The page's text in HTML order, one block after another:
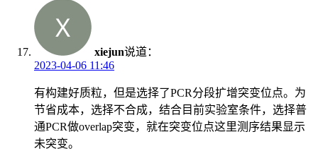
xiejun说道：
2023-04-06 11:46
有构建好质粒，但是选择了PCR分段扩增突变位点。为
节省成本，选择不合成，结合目前实验室条件，选择普
通PCR做overlap突变，就在突变位点这里测序结果显示
未突变。